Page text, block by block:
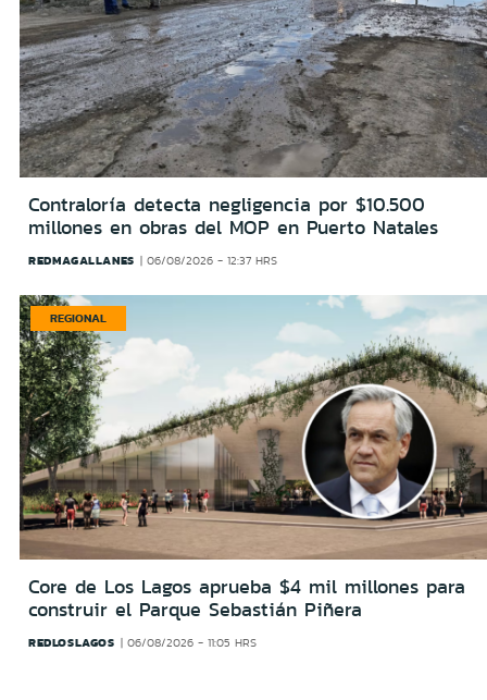
Contraloría detecta negligencia por $10.500
millones en obras del MOP en Puerto Natales
REDMAGALLANES 06/08/2026 - 12:37 HRS
REGIONAL
Core de Los Lagos aprueba $4 mil millones para
construir el Parque Sebastián Piñera
REDLOSLAGOS 06/08/2026 - 11:05 HRS